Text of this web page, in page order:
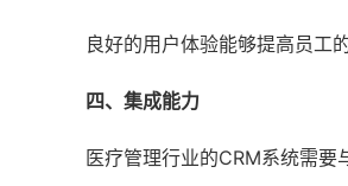
良好的用户体验能够提高员工
四、集成能力
医疗管理行业的CRM系统需要